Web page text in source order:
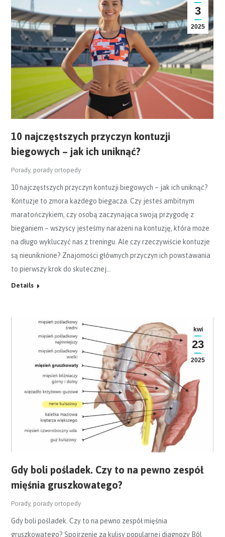
3
2025
10 najczęstszych przyczyn kontuzji
biegowych – jak ich uniknąć?
Porady, porady ortopedy
10 najczęstszych przyczyn kontuzji biegowych – jak ich uniknąć?
Kontuzje to zmora każdego biegacza. Czy jesteś ambitnym
maratończykiem, czy osobą zaczynająca swoją przygodę z
bieganiem – wszyscy jesteśmy narażeni na kontuzję, która może
na długo wykluczyć nas z treningu. Ale czy rzeczywiście kontuzje
są nieuniknione? Znajomości głównych przyczyn ich powstawania
to pierwszy krok do skutecznej…
Details
kwi
23
2025
Gdy boli pośladek. Czy to na pewno zespół
mięśnia gruszkowatego?
Porady, porady ortopedy
Gdy boli pośladek. Czy to na pewno zespół mięśnia
gruszkowatego? Spojrzenie za kulisy popularnej diagnozy Ból